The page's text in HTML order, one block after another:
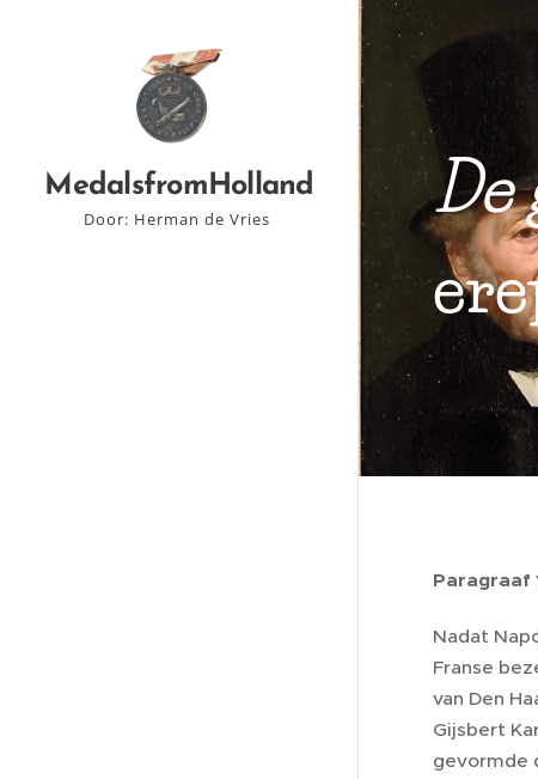
MedalsfromHolland
Door: Herman de Vries
De
Paragraaf
Nadat
Franse
van Den
Gijsbert
gevormde